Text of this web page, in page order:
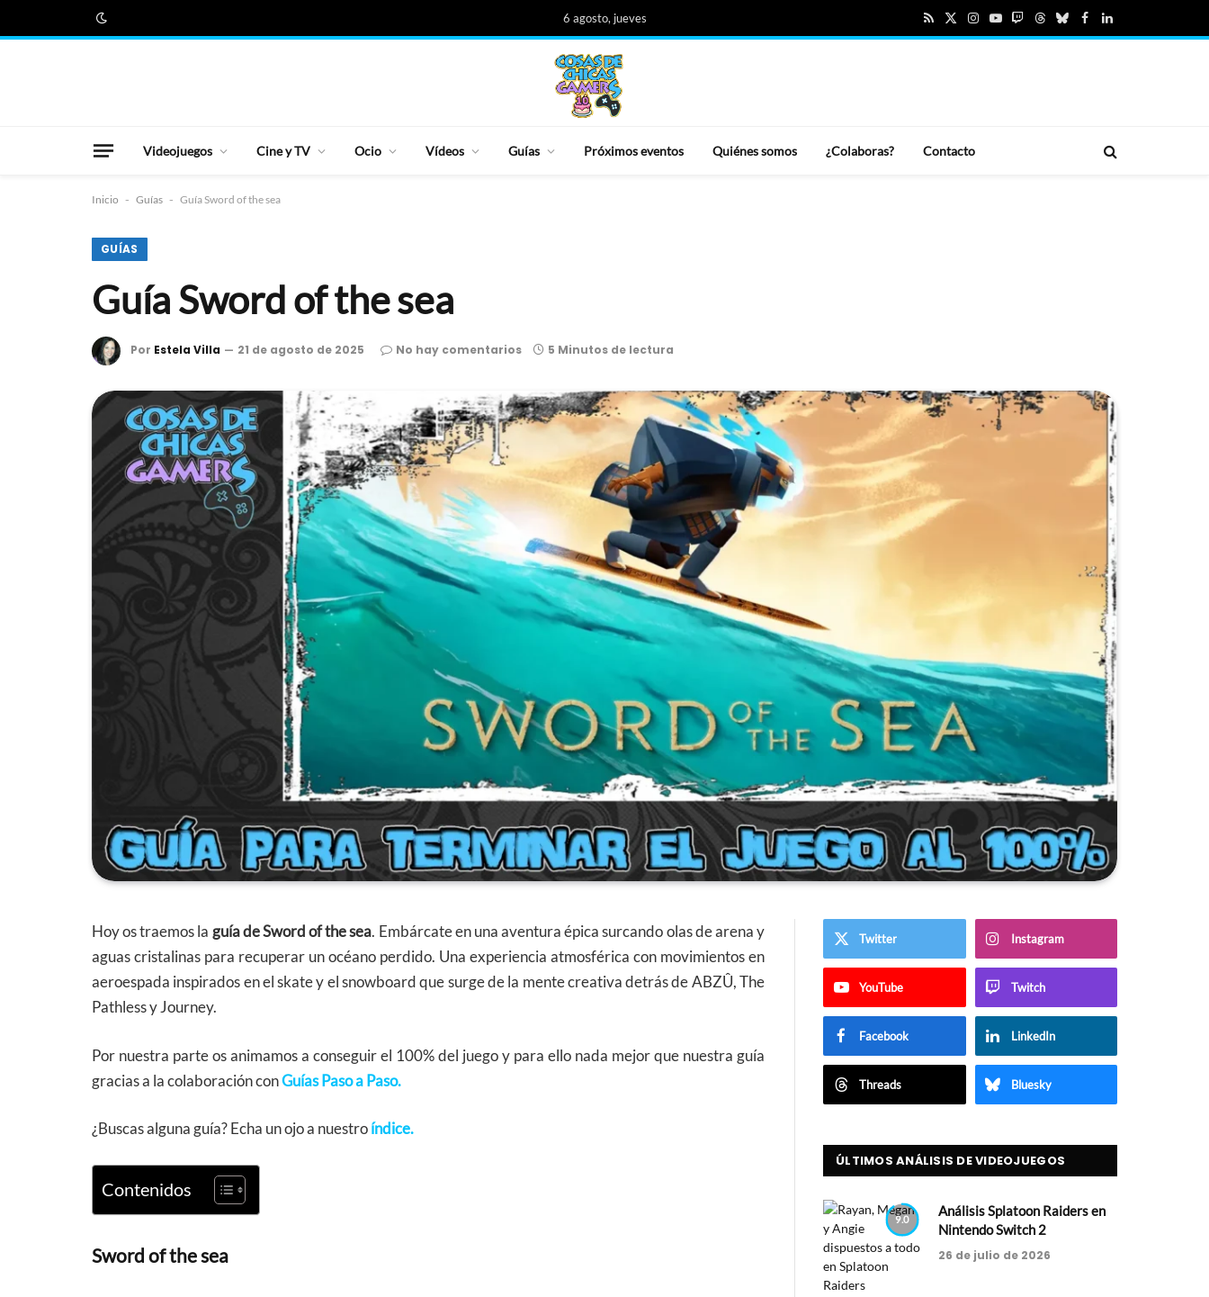
6 agosto, jueves
RSSX
Instagram
YouTube
TwitchThreadsBlueskyFacebook
LinkedIn
Videojuegos Cine y TV Ocio Vídeos Guías Próximos eventos Quiénes somos ¿Colaboras? Contacto
Inicio - Guías - Guía Sword of the sea
GUÍAS
Guía Sword of the sea
Por Estela Villa 21 de agosto de 2025 No hay comentarios 5 Minutos de lectura
Hoy os traemos la guía de Sword of the sea. Embárcate en una aventura épica surcando olas de arena y
aguas cristalinas para recuperar un océano perdido. Una experiencia atmosférica con movimientos en
aeroespada inspirados en el skate y el snowboard que surge de la mente creativa detrás de ABZÛ, The
Pathless y Journey.
Por nuestra parte os animamos a conseguir el 100% del juego y para ello nada mejor que nuestra guía
gracias a la colaboración conGuías Paso a Paso.
¿Buscas alguna guía? Echa un ojo a nuestro índice.
Contenidos
Sword of the sea
Twitter Instagram
YouTube Twitch
Facebook LinkedIn
Threads Bluesky
ÚLTIMOS ANÁLISIS DE VIDEOJUEGOS
9.0
Análisis Splatoon Raiders en
Nintendo Switch 2
26 de julio de 2026